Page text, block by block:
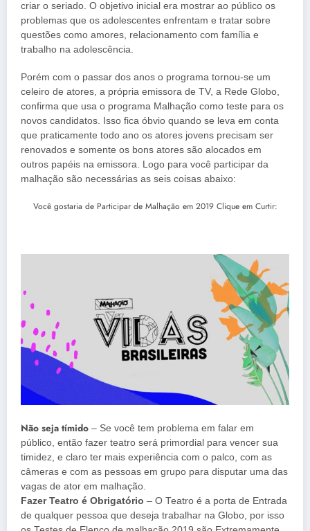
criar o seriado. O objetivo inicial era mostrar ao público os
problemas que os adolescentes enfrentam e tratar sobre
questões como amores, relacionamento com família e
trabalho na adolescência.
Porém com o passar dos anos o programa tornou-se um
celeiro de atores, a própria emissora de TV, a Rede Globo,
confirma que usa o programa Malhação como teste para os
novos candidatos. Isso fica óbvio quando se leva em conta
que praticamente todo ano os atores jovens precisam ser
renovados e somente os bons atores são alocados em
outros papéis na emissora. Logo para você participar da
malhação são necessárias as seis coisas abaixo:
Você gostaria de Participar de Malhação em 2019 Clique em Curtir:
Não seja tímido – Se você tem problema em falar em
público, então fazer teatro será primordial para vencer sua
timidez, e claro ter mais experiência com o palco, com as
câmeras e com as pessoas em grupo para disputar uma das
vagas de ator em malhação.
Fazer Teatro é Obrigatório – O Teatro é a porta de Entrada
de qualquer pessoa que deseja trabalhar na Globo, por isso